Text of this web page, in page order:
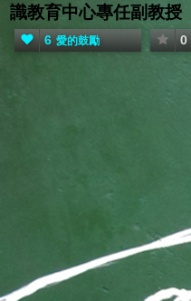
識教育中心專任副教授
6 愛的鼓勵 0